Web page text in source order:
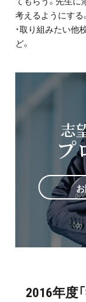
考えるようにする。
・取り組みたい他
ど。
志
プ
2016年度